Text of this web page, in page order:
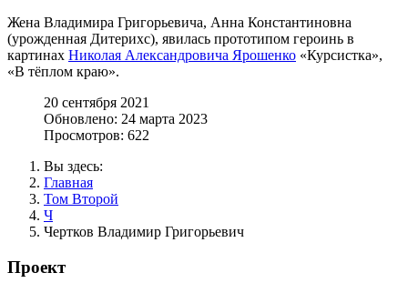
Жена Владимира Григорьевича, Анна Константиновна
(урожденная Дитерихс), явилась прототипом героинь в
картинах Николая Александровича Ярошенко «Курсистка»,
«В тёплом краю».
20 сентября 2021
Обновлено: 24 марта 2023
Просмотров: 622
Вы здесь:
Главная
Том Второй
Ч
Чертков Владимир Григорьевич
Проект